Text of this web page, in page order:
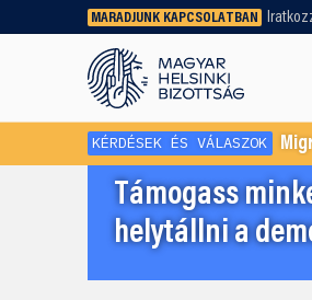
MARADJUNK KAPCSOLATBAN
Régebbi tartalmat vagy
dokumentumot keresel?
keresőnket!
KÉRDÉSEK ÉS VÁLASZOK
Támogass
helytállni a